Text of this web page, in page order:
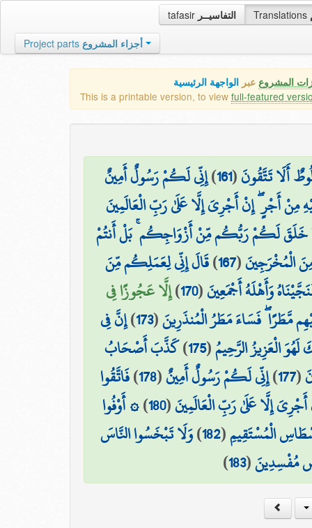
tafasir التفاسيــر Translations
Project parts أجزاء المشروع
المشروع عبر الواجهة الرئيسية
This is a printable version, to view full-featured
أَلَا تَتَّقُونَ(
161
)إِنِّي لَكُمْ رَسُولٌ أَمِينٌ
مِنْ أَجْرٍ ۖ إِنْ أَجْرِيَ إِلَّا عَلَىٰ رَبِّ الْعَالَمِينَ
خَلَقَ لَكُمْ رَبُّكُم مِّنْ أَزْوَاجِكُم ۚ بَلْ أَنتُمْ
الْمُخْرَجِينَ(
167
)قَالَ إِنِّي لِعَمَلِكُم مِّنَ
وَأَهْلَهُ أَجْمَعِينَ(
170
)إِلَّا عَجُوزًا فِي
مَّطَرًا ۖ فَسَاءَ مَطَرُ الْمُنذَرِينَ(
173
)إِنَّ فِي
الْعَزِيزُ الرَّحِيمُ(
175
)كَذَّبَ أَصْحَابُ
(
177
)إِنِّي لَكُمْ رَسُولٌ أَمِينٌ(
178
)فَاتَّقُوا
إِلَّا عَلَىٰ رَبِّ الْعَالَمِينَ(
180
)۞ أَوْفُوا
الْمُسْتَقِيمِ(
182
)وَلَا تَبْخَسُوا النَّاسَ
مُفْسِدِينَ(
183
)